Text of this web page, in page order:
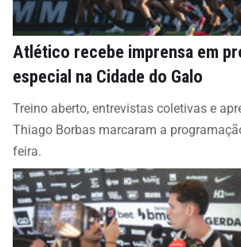
Atlético recebe imprensa em
especial na Cidade do Galo
Treino aberto, entrevistas coletivas e
Thiago Borbas marcaram a
feira.